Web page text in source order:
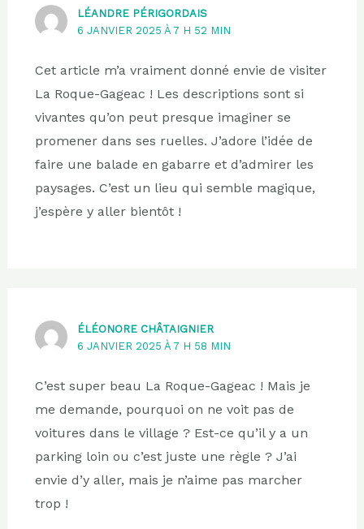
LÉANDRE PÉRIGORDAIS
6 JANVIER 2025 À 7 H 52 MIN
Cet article m’a vraiment donné envie de visiter
La Roque-Gageac ! Les descriptions sont si
vivantes qu’on peut presque imaginer se
promener dans ses ruelles. J’adore l’idée de
faire une balade en gabarre et d’admirer les
paysages. C’est un lieu qui semble magique,
j’espère y aller bientôt !
ÉLÉONORE CHÂTAIGNIER
6 JANVIER 2025 À 7 H 58 MIN
C’est super beau La Roque-Gageac ! Mais je
me demande, pourquoi on ne voit pas de
voitures dans le village ? Est-ce qu’il y a un
parking loin ou c’est juste une règle ? J’ai
envie d’y aller, mais je n’aime pas marcher
trop !